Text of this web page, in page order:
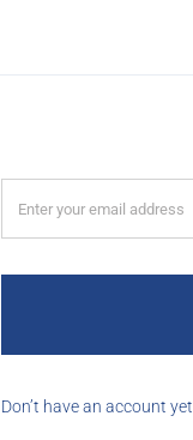
Don’t have an account